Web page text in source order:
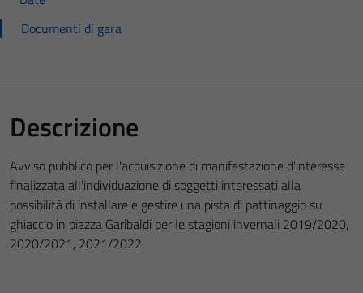
Documenti di gara
Descrizione
Avviso pubblico per l'acquisizione di manifestazione d'interesse
finalizzata all'individuazione di soggetti interessati alla
possibilità di installare e gestire una pista di pattinaggio su
ghiaccio in piazza Garibaldi per le stagioni invernali 2019/2020,
2020/2021, 2021/2022.